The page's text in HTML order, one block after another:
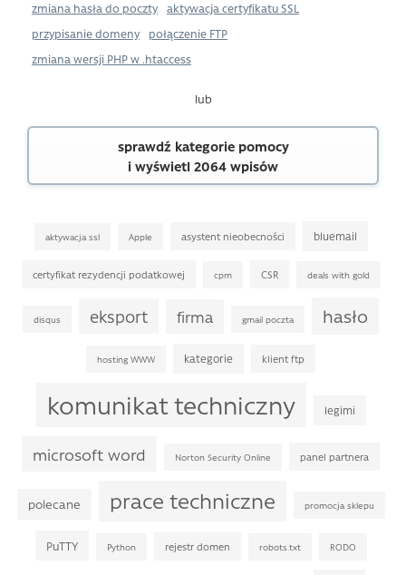
zmiana hasła do poczty
aktywacja certyfikatu SSL
przypisanie domeny
połączenie FTP
zmiana wersji PHP w .htaccess
lub
sprawdź kategorie pomocy
i wyświetl 2064 wpisów
aktywacja ssl Apple asystent nieobecności bluemail
certyfikat rezydencji podatkowej cpm CSR deals with gold
disqus eksport firma gmail poczta hasło
hosting WWW kategorie klient ftp
komunikat techniczny legimi
microsoft word Norton Security Online panel partnera
polecane prace techniczne promocja sklepu
PuTTY Python rejestr domen robots.txt RODO